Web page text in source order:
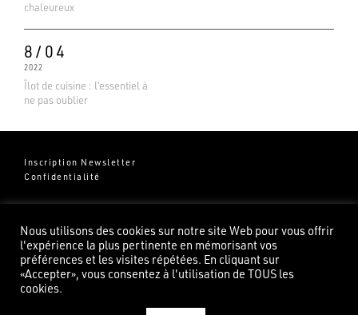
chaleureux
8/04
2022
Îlot de cuisine : l’essentiel à
ne pas oublier
Inscription Newsletter
Confidentialité
Groupe Pierredeplan
82100 Castelsarrasin
Nous utilisons des cookies sur notre site Web pour vous offrir
l'expérience la plus pertinente en mémorisant vos
préférences et les visites répétées. En cliquant sur
«Accepter», vous consentez à l'utilisation de TOUS les
cookies.